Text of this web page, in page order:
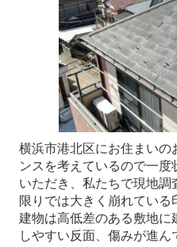
横浜市港北区にお住まいの
ンスを考えているので一
いただき、私たちで現地調
限りでは大きく崩れている
建物は高低差のある敷地
しやすい反面、傷みが進ん